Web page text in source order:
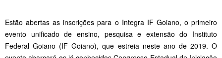
Estão abertas as inscrições para o Integra IF Goiano, o primeiro
evento unificado de ensino, pesquisa e extensão do Instituto
Federal Goiano (IF Goiano), que estreia neste ano de 2019. O